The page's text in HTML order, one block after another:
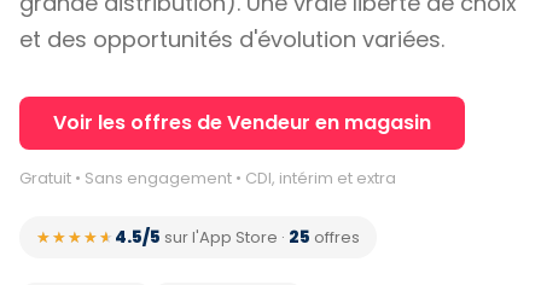
et des opportunités d'évolution variées.
Voir les offres de Vendeur en magasin
Gratuit • Sans engagement • CDI, intérim et extra
★★★★★
★★★★★ 4.5/5 sur l'App Store · 25 offres